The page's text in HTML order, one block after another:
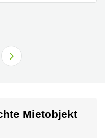
Mietobjekt